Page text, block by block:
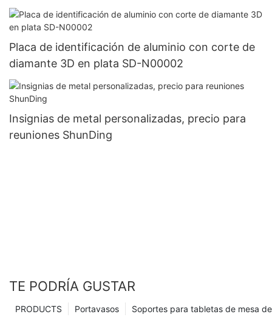
Placa de identificación de aluminio con corte de
diamante 3D en plata SD-N00002
Insignias de metal personalizadas, precio para
reuniones ShunDing
TE PODRÍA GUSTAR
Soportes para tabletas de mesa
Portavasos
PRODUCTS